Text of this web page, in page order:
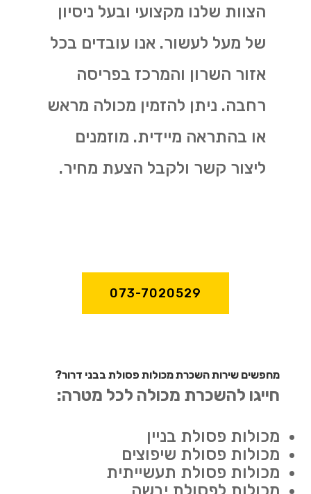
הצוות שלנו מקצועי ובעל ניסיון
של מעל לעשור. אנו עובדים בכל
אזור השרון והמרכז בפריסה
רחבה. ניתן להזמין מכולה מראש
או בהתראה מיידית. מוזמנים
ליצור קשר ולקבל הצעת מחיר.
073-7020529
מחפשים שירות השכרת מכולות פסולת בבני דרור?
חייגו להשכרת מכולה לכל מטרה:
מכולות פסולת בניין
מכולות פסולת שיפוצים
מכולות פסולת תעשייתית